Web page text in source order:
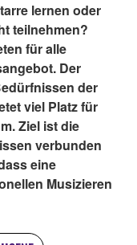
lernen oder
teilnehmen?
für alle
Der
der
viel Platz für
Ziel ist die
verbunden
eine
Musizieren